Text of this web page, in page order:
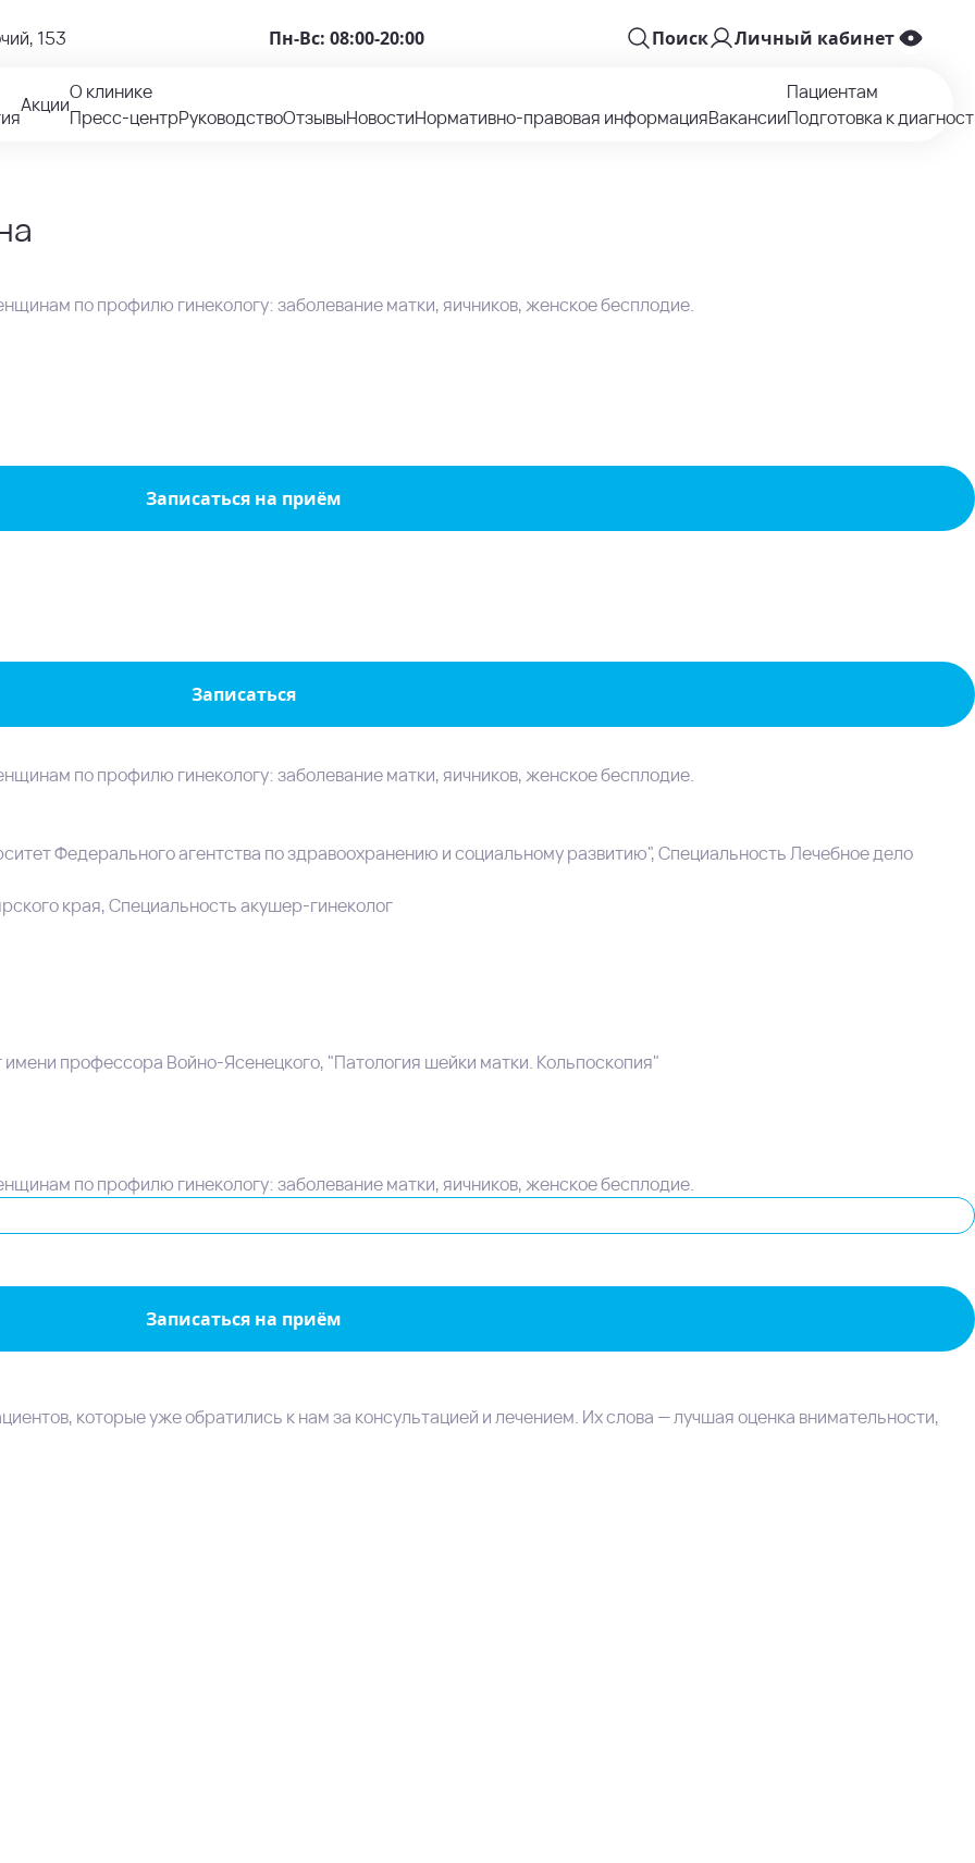
153 Пн-Вс: 08:00-20:00 Поиск Личный кабинет
Акции
О клинике
Пресс-центрРуководствоОтзывыНовостиНормативно-правовая информацияВакансии
Пациентам
Подготовка к
по профилю гинекологу: заболевание матки, яичников, женское бесплодие.
Записаться на приём
Записаться
по профилю гинекологу: заболевание матки, яичников, женское бесплодие.
Федерального агентства по здравоохранению и социальному развитию", Специальность Лечебное дело
края, Специальность акушер-гинеколог
профессора Войно-Ясенецкого, "Патология шейки матки. Кольпоскопия"
по профилю гинекологу: заболевание матки, яичников, женское бесплодие.
Записаться на приём
которые уже обратились к нам за консультацией и лечением. Их слова — лучшая оценка внимательности,